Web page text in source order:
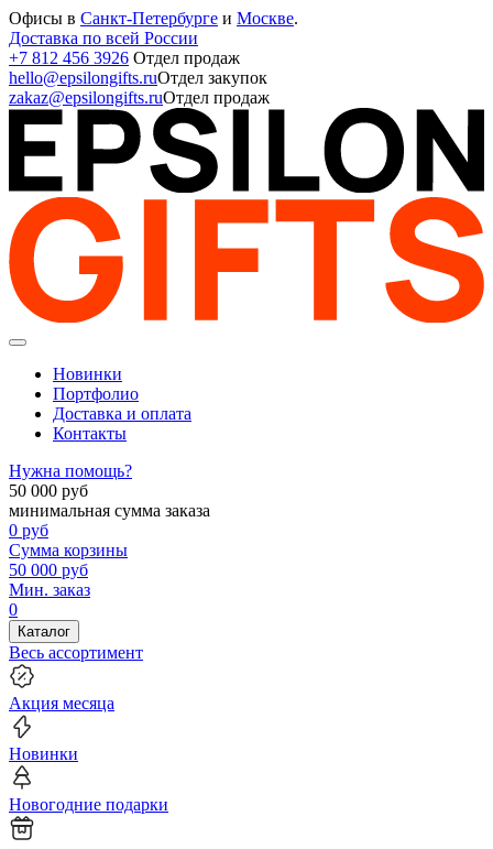
Офисы в Санкт-Петербурге и Москве.
Доставка по всей России
+7 812 456 3926 Отдел продаж
hello@epsilongifts.ruОтдел закупок
zakaz@epsilongifts.ruОтдел продаж
Новинки
Портфолио
Доставка и оплата
Контакты
Нужна помощь?
50 000 руб
минимальная сумма заказа
0 руб
Сумма корзины
50 000 руб
Мин. заказ
0
Каталог
Весь ассортимент
Акция месяца
Новинки
Новогодние подарки